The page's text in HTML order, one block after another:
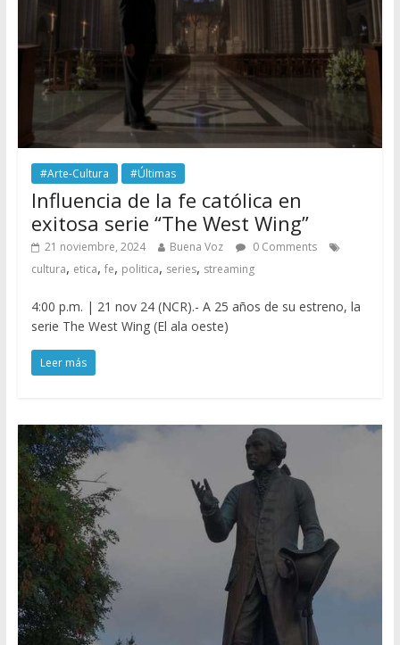
#Arte-Cultura #Últimas
Influencia de la fe católica en
exitosa serie “The West Wing”
21 noviembre, 2024 Buena Voz
0 Comments
cultura, etica, fe, politica, series, streaming
4:00 p.m. | 21 nov 24 (NCR).- A 25 años de su estreno, la
serie The West Wing (El ala oeste)
Leer más